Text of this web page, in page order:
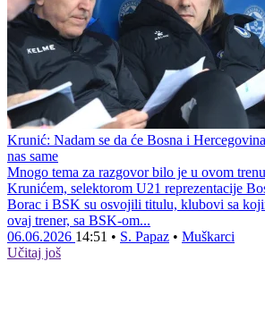
Krunić: Nadam se da će Bosna i
nas same
Mnogo tema za razgovor bilo je u ovom
Krunićem, selektorom U21 reprezentacije
Borac i BSK su osvojili titulu, klubovi sa
ovaj trener, sa BSK-om...
06.06.2026 14:51 • S. Papaz • Muškarci
Učitaj još